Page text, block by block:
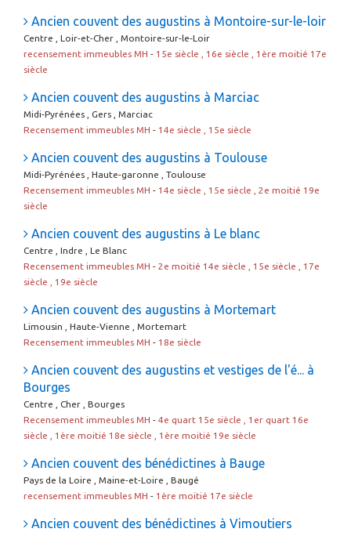
Ancien couvent des augustins à Montoire-sur-le-loir
Centre , Loir-et-Cher , Montoire-sur-le-Loir
recensement immeubles MH - 15e siècle , 16e siècle , 1ère moitié 17e
siècle
Ancien couvent des augustins à Marciac
Midi-Pyrénées , Gers , Marciac
Recensement immeubles MH - 14e siècle , 15e siècle
Ancien couvent des augustins à Toulouse
Midi-Pyrénées , Haute-garonne , Toulouse
Recensement immeubles MH - 14e siècle , 15e siècle , 2e moitié 19e
siècle
Ancien couvent des augustins à Le blanc
Centre , Indre , Le Blanc
Recensement immeubles MH - 2e moitié 14e siècle , 15e siècle , 17e
siècle , 19e siècle
Ancien couvent des augustins à Mortemart
Limousin , Haute-Vienne , Mortemart
Recensement immeubles MH - 18e siècle
Ancien couvent des augustins et vestiges de l'é... à
Bourges
Centre , Cher , Bourges
Recensement immeubles MH - 4e quart 15e siècle , 1er quart 16e
siècle , 1ère moitié 18e siècle , 1ère moitié 19e siècle
Ancien couvent des bénédictines à Bauge
Pays de la Loire , Maine-et-Loire , Baugé
recensement immeubles MH - 1ère moitié 17e siècle
Ancien couvent des bénédictines à Vimoutiers